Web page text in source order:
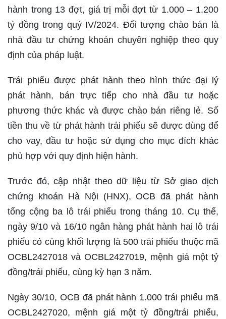
hành trong 13 đợt, giá trị mỗi đợt từ 1.000 – 1.200
tỷ đồng trong quý IV/2024. Đối tượng chào bán là
nhà đầu tư chứng khoán chuyên nghiệp theo quy
định của pháp luật.
Trái phiếu được phát hành theo hình thức đại lý
phát hành, bán trực tiếp cho nhà đầu tư hoặc
phương thức khác và được chào bán riêng lẻ. Số
tiền thu về từ phát hành trái phiếu sẽ được dùng để
cho vay, đầu tư hoặc sử dụng cho mục đích khác
phù hợp với quy định hiện hành.
Trước đó, cập nhật theo dữ liệu từ Sở giao dịch
chứng khoán Hà Nội (HNX), OCB đã phát hành
tổng cộng ba lô trái phiếu trong tháng 10. Cụ thể,
ngày 9/10 và 16/10 ngân hàng phát hành hai lô trái
phiếu có cùng khối lượng là 500 trái phiếu thuộc mã
OCBL2427018 và OCBL2427019, mệnh giá một tỷ
đồng/trái phiếu, cùng kỳ hạn 3 năm.
Ngày 30/10, OCB đã phát hành 1.000 trái phiếu mã
OCBL2427020, mệnh giá một tỷ đồng/trái phiếu,